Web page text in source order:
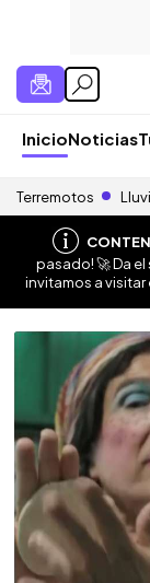
InicioNoticias
Terremotos
pasado! 🚀 Da
invitamos a